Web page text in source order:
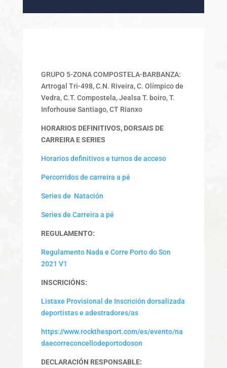
GRUPO 5-ZONA COMPOSTELA-BARBANZA:
Artrogal Tri-498, C.N. Riveira, C. Olímpico de
Vedra, C.T. Compostela, Jealsa T. boiro, T.
Inforhouse Santiago, CT Rianxo
HORARIOS DEFINITIVOS, DORSAIS DE
CARREIRA E SERIES
Horarios definitivos e turnos de acceso
Percorridos de carreira a pé
Series de Natación
Series de Carreira a pé
REGULAMENTO:
Regulamento Nada e Corre Porto do Son
2021 V1
INSCRICIÓNS:
Listaxe Provisional de Inscrición dorsalizada
deportistas e adestradores/as
https://www.rockthesport.com/es/evento/na
daecorreconcellodeportodoson
DECLARACIÓN RESPONSABLE: